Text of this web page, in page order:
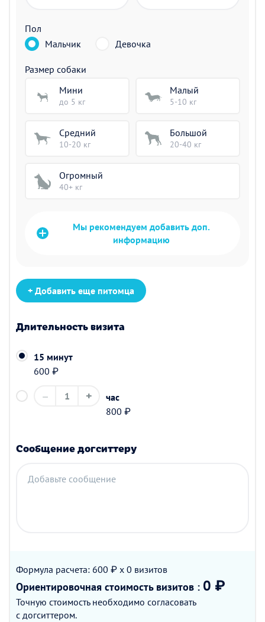
Пол
Мальчик
Девочка
Размер собаки
Мини
до 5 кг
Малый
5-10 кг
Средний
10-20 кг
Большой
20-40 кг
Огромный
40+ кг
Мы рекомендуем добавить доп.
информацию
+ Добавить еще питомца
Длительность визита
15 минут
600 ₽
– 1 +
час
800 ₽
Сообщение догситтеру
Добавьте сообщение
Формула расчета: 600 ₽ x 0 визитов
Ориентировочная стоимость визитов : 0 ₽
Точную стоимость необходимо согласовать
с догситтером.